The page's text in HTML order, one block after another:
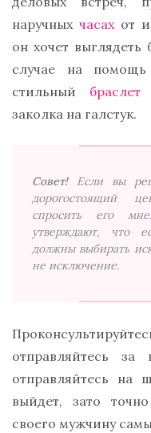
наручных часахот
он хочет выглядеть
случае на помощь
стильный браслет
заколка на галстук.
Совет!
Если вы
дорогостоящий
спросить его
утверждают, что
должны выбирать
не исключение.
отправляйтесь
отправляйтесь на
выйдет, зато
своего мужчину